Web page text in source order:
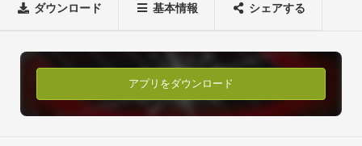
ドチェック！
ップして音を確認。
3.音の確認が終わったら再生ボタンをタップしてフレーズを聞
こう！
4.フレーズの音が何弦何フレットかを正確に聴き取り、タップ
ダウンロード 基本情報 シェアする
アプリをダウンロード